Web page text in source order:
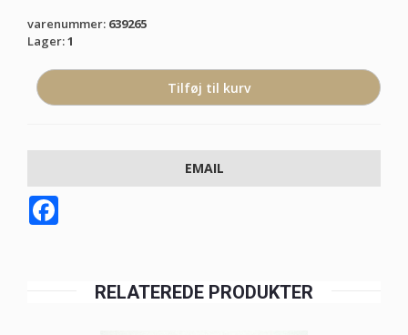
varenummer: 639265
Lager:1
EMAIL
RELATEREDE PRODUKTER